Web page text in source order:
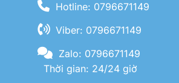
Hotline: 0796671149
Viber: 0796671149
Zalo: 0796671149
Thời gian: 24/24 giờ